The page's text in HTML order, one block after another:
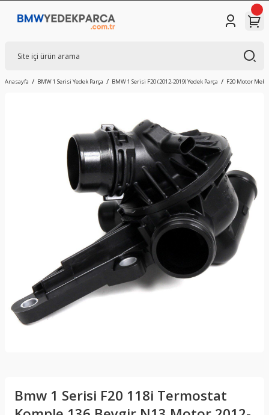
Anasayfa BMW 1 Serisi Yedek Parça BMW 1 Serisi F20 (2012-2019) Yedek Parça F20 Motor
Bmw 1 Serisi F20 118i Termostat